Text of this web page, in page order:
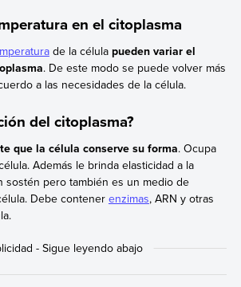
en el citoplasma
de la célula pueden variar el
. De este modo se puede volver más
a las necesidades de la célula.
del citoplasma?
que la célula conserve su forma. Ocupa
Además le brinda elasticidad a la
sostén pero también es un medio de
Debe contener enzimas, ARN y otras